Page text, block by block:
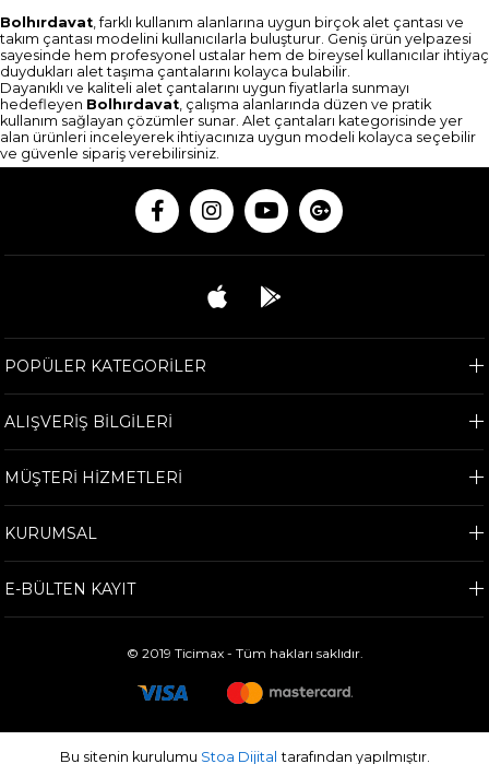
Bolhırdavat, farklı kullanım alanlarına uygun birçok alet çantası ve
takım çantası modelini kullanıcılarla buluşturur. Geniş ürün yelpazesi
sayesinde hem profesyonel ustalar hem de bireysel kullanıcılar ihtiyaç
duydukları alet taşıma çantalarını kolayca bulabilir.
Dayanıklı ve kaliteli alet çantalarını uygun fiyatlarla sunmayı
hedefleyen Bolhırdavat, çalışma alanlarında düzen ve pratik
kullanım sağlayan çözümler sunar. Alet çantaları kategorisinde yer
alan ürünleri inceleyerek ihtiyacınıza uygun modeli kolayca seçebilir
ve güvenle sipariş verebilirsiniz.
POPÜLER KATEGORİLER
ALIŞVERİŞ BİLGİLERİ
MÜŞTERİ HİZMETLERİ
KURUMSAL
E-BÜLTEN KAYIT
© 2019 Ticimax - Tüm hakları saklıdır.
Bu sitenin kurulumu Stoa Dijital tarafından yapılmıştır.